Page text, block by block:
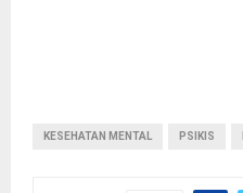
KESEHATAN MENTAL PSIKIS